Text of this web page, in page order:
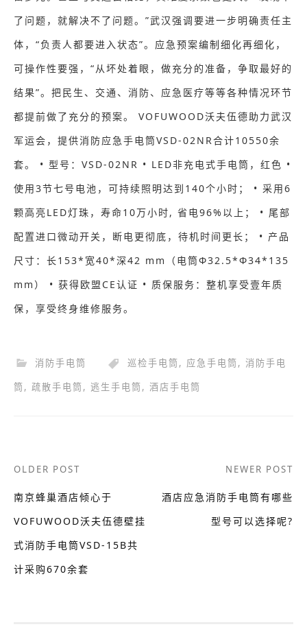
了问题，就解决不了问题。”武汉强调要进一步明确责任主
体，“负责人都要进入状态”。应急预案编制细化再细化，
可操作性要强，“从坏处着眼，做充分的准备，争取最好的
结果”。把民生、交通、消防、应急医疗等等各种情况环节
都提前做了充分的预案。 VOFUWOOD沃夫伍德助力武汉
军运会，提供消防应急手电筒VSD-02NR合计10550余
套。 • 型号：VSD-02NR • LED非充电式手电筒，红色 •
使用3节七号电池，可持续照明达到140个小时； • 采用6
颗高亮LED灯珠，寿命10万小时, 省电96%以上； • 尾部
配置进口微动开关，断电更彻底，待机时间更长； • 产品
尺寸：长153*宽40*深42 mm（电筒Φ32.5*Φ34*135
mm） • 获得欧盟CE认证 • 质保服务：整机享受壹年质
保，享受终身维修服务。
消防手电筒 巡检手电筒, 应急手电筒, 消防手电
筒, 疏散手电筒, 逃生手电筒, 酒店手电筒
Post
navigation
OLDER POST
南京蜂巢酒店倾心于
VOFUWOOD沃夫伍德壁挂
式消防手电筒VSD-15B共
计采购670余套
NEWER POST
酒店应急消防手电筒有哪些
型号可以选择呢?